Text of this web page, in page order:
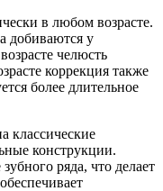
в любом возрасте.
добиваются у
челюсть
коррекция также
более длительное
классические
конструкции.
ряда, что делает